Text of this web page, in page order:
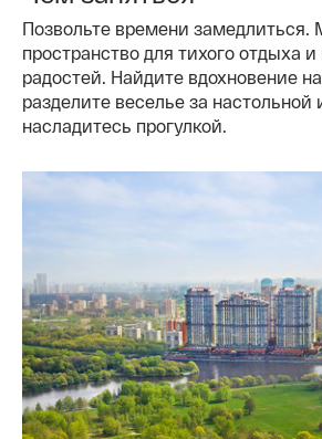
Позвольте времени замедлиться.
пространство для тихого отдыха
радостей. Найдите вдохновение
разделите веселье за настольной
насладитесь прогулкой.